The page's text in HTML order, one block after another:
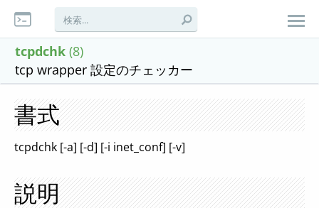
tcpdchk (8)
tcp wrapper 設定のチェッカー
書式
tcpdchk [-a] [-d] [-i inet_conf] [-v]
説明